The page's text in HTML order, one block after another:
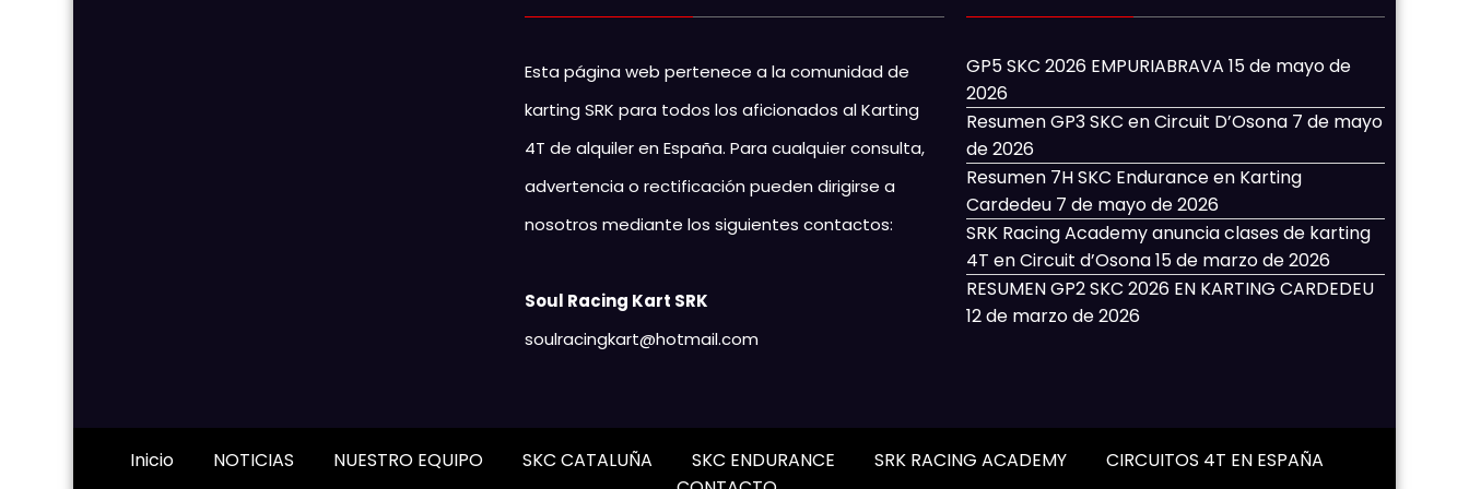
Esta página web pertenece a la comunidad de
karting SRK para todos los aficionados al Karting
4T de alquiler en España. Para cualquier consulta,
advertencia o rectificación pueden dirigirse a
nosotros mediante los siguientes contactos:
Soul Racing Kart SRK
soulracingkart@hotmail.com
GP5 SKC 2026 EMPURIABRAVA 15 de mayo de
2026
Resumen GP3 SKC en Circuit D’Osona 7 de mayo
de 2026
Resumen 7H SKC Endurance en Karting
Cardedeu 7 de mayo de 2026
SRK Racing Academy anuncia clases de karting
4T en Circuit d’Osona15 de marzo de 2026
RESUMEN GP2 SKC 2026 EN KARTING CARDEDEU
12 de marzo de 2026
Inicio NOTICIAS NUESTRO EQUIPO SKC CATALUÑA SKC ENDURANCE SRK RACING ACADEMY
CIRCUITOS 4T EN ESPAÑA